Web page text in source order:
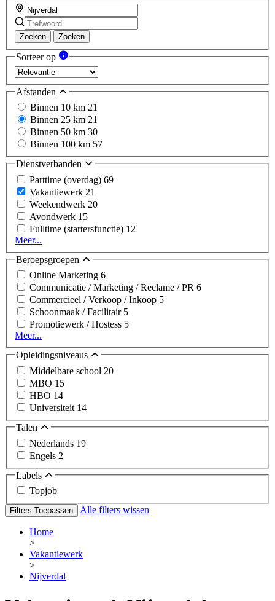
Zoeken Zoeken
Sorteer op
Afstanden
Binnen 10 km 21
Binnen 25 km 21
Binnen 50 km 30
Binnen 100 km 57
Dienstverbanden
Parttime (overdag) 69
Vakantiewerk 21
Weekendwerk 20
Avondwerk 15
Fulltime (startersfunctie) 12
Meer...
Beroepsgroepen
Online Marketing 6
Communicatie / Marketing / Reclame / PR 6
Commercieel / Verkoop / Inkoop 5
Schoonmaak / Facilitair 5
Promotiewerk / Hostess 5
Meer...
Opleidingsniveaus
Middelbare school 20
MBO 15
HBO 14
Universiteit 14
Talen
Nederlands 19
Engels 2
Labels
Topjob
Filters Toepassen Alle filters wissen
Home
>
Vakantiewerk
>
Nijverdal